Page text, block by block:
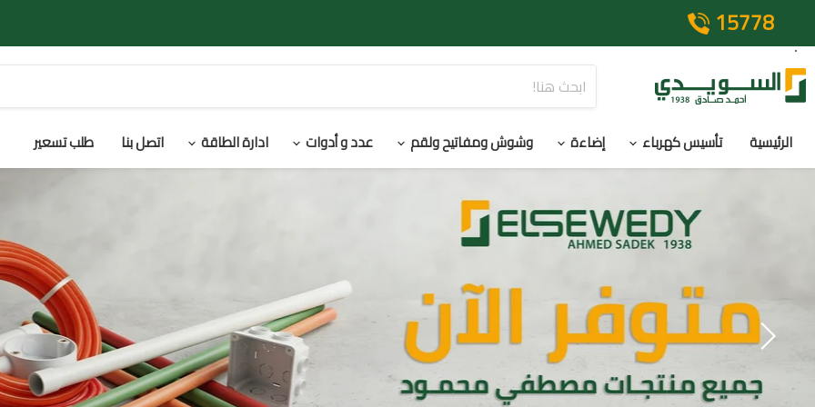
15778
الرئيسية تأسيس كهرباء إضاءة وشوش ومفاتيح ولقم عدد و أدوات ادارة الطاقة اتصل بنا طلب تسعير